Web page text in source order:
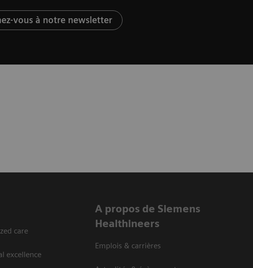
vous à notre newsletter
care
excellence
A propos de Siemens
Healthineers
Emplois & carrières